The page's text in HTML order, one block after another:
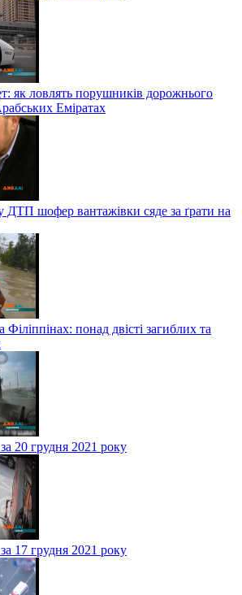
як ловлять порушників дорожнього
Еміратах
ДТП шофер вантажівки сяде за ґрати на
понад двісті загиблих та
20 грудня 2021 року
17 грудня 2021 року